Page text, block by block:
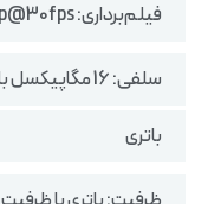
فیلم‌برداری: 1080p@30fps
سلفی: 16 مگاپیکسل با فیلم‌برداری 1080p@30fps
باتری